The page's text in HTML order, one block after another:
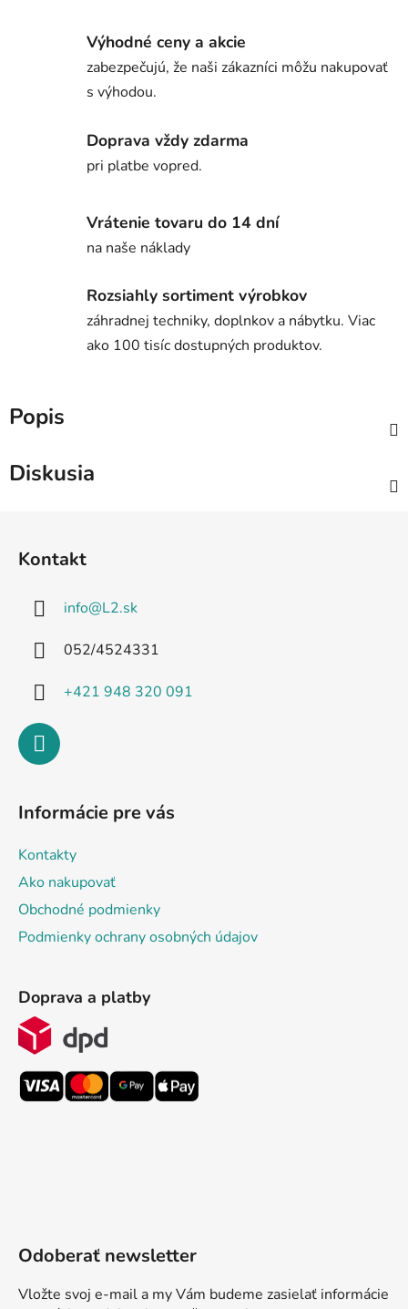
Výhodné ceny a akcie
zabezpečujú, že naši zákazníci môžu nakupovať
s výhodou.
Doprava vždy zdarma
pri platbe vopred.
Vrátenie tovaru do 14 dní
na naše náklady
Rozsiahly sortiment výrobkov
záhradnej techniky, doplnkov a nábytku. Viac
ako 100 tisíc dostupných produktov.
Popis
Diskusia
Kontakt
info@L2.sk
052/4524331
+421 948 320 091
Informácie pre vás
Kontakty
Ako nakupovať
Obchodné podmienky
Podmienky ochrany osobných údajov
Doprava a platby
Odoberať newsletter
Vložte svoj e-mail a my Vám budeme zasielať informácie